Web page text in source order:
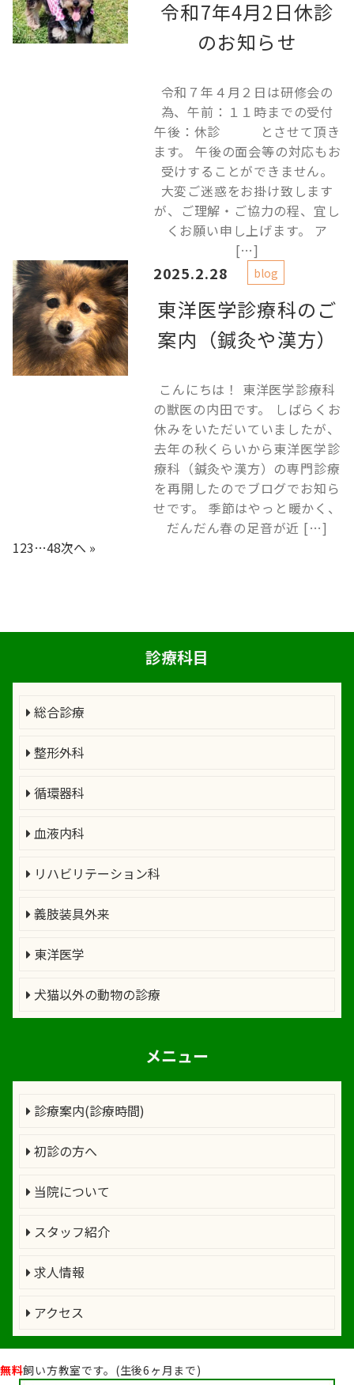
令和7年4月2日休診
のお知らせ
令和７年４月２日は研修会の
為、午前：１１時までの受付
午後：休診 とさせて頂き
ます。 午後の面会等の対応もお
受けすることができません。
大変ご迷惑をお掛け致します
が、ご理解・ご協力の程、宜し
くお願い申し上げます。 ア
[…]
東洋医学診療科のご
案内（鍼灸や漢方）
2025.2.28 blog
こんにちは！ 東洋医学診療科
の獣医の内田です。 しばらくお
休みをいただいていましたが、
去年の秋くらいから東洋医学診
療科（鍼灸や漢方）の専門診療
を再開したのでブログでお知ら
せです。 季節はやっと暖かく、
だんだん春の足音が近 […]
123…48次へ »
診療科目
総合診療
整形外科
循環器科
血液内科
リハビリテーション科
義肢装具外来
東洋医学
犬猫以外の動物の診療
メニュー
診療案内(診療時間)
初診の方へ
当院について
スタッフ紹介
求人情報
アクセス
無料飼い方教室です。(生後6ヶ月まで)